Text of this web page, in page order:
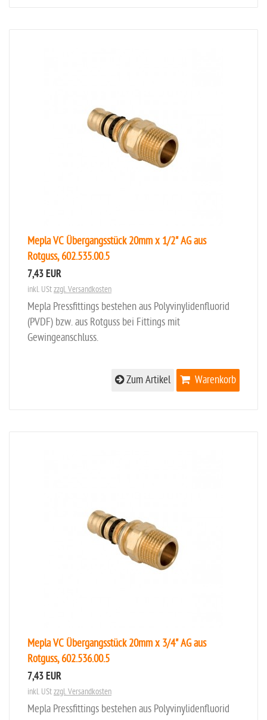
Mepla VC Übergangsstück 20mm x 1/2" AG aus
Rotguss, 602.535.00.5
7,43 EUR
inkl. UStzzgl. Versandkosten
Mepla Pressfittings bestehen aus Polyvinylidenfluorid
(PVDF) bzw. aus Rotguss bei Fittings mit
Gewingeanschluss.
Warenkorb
Zum Artikel
Mepla VC Übergangsstück 20mm x 3/4" AG aus
Rotguss, 602.536.00.5
7,43 EUR
inkl. UStzzgl. Versandkosten
Mepla Pressfittings bestehen aus Polyvinylidenfluorid